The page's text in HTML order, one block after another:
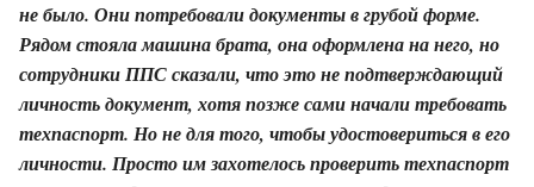
не было. Они потребовали документы в грубой форме.
Рядом стояла машина брата, она оформлена на него, но
сотрудники ППС сказали, что это не подтверждающий
личность документ, хотя позже сами начали требовать
техпаспорт. Но не для того, чтобы удостовериться в его
личности. Просто им захотелось проверить техпаспорт